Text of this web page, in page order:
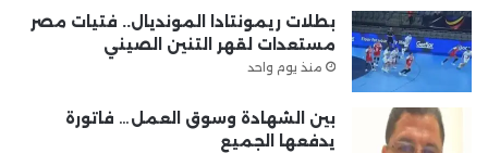
بطلات ريمونتادا المونديال.. فتيات مصر
مستعدات لقهر التنين الصيني
منذ يوم واحد
بين الشهادة وسوق العمل… فاتورة
يدفعها الجميع